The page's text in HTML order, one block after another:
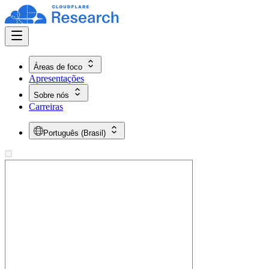
Áreas de foco
Apresentações
Sobre nós
Carreiras
Português (Brasil)